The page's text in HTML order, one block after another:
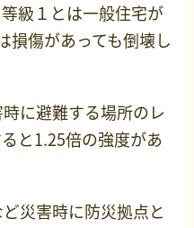
級１とは一般住宅が
損傷があっても倒壊し
に避難する場所のレ
と1.25倍の強度があ
災害時に防災拠点と